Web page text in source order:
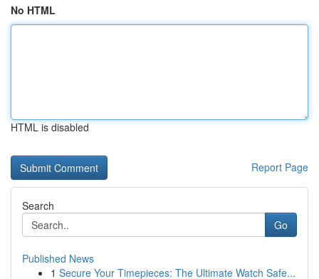
No HTML
HTML is disabled
Report Page
Search
Go
Published News
1 Secure Your Timepieces: The Ultimate Watch Safe...